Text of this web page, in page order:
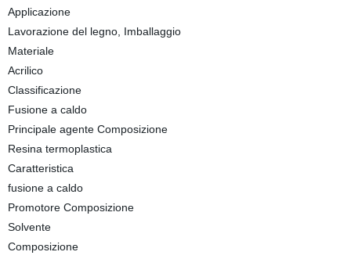
Applicazione
Lavorazione del legno, Imballaggio
Materiale
Acrilico
Classificazione
Fusione a caldo
Principale agente Composizione
Resina termoplastica
Caratteristica
fusione a caldo
Promotore Composizione
Solvente
Composizione